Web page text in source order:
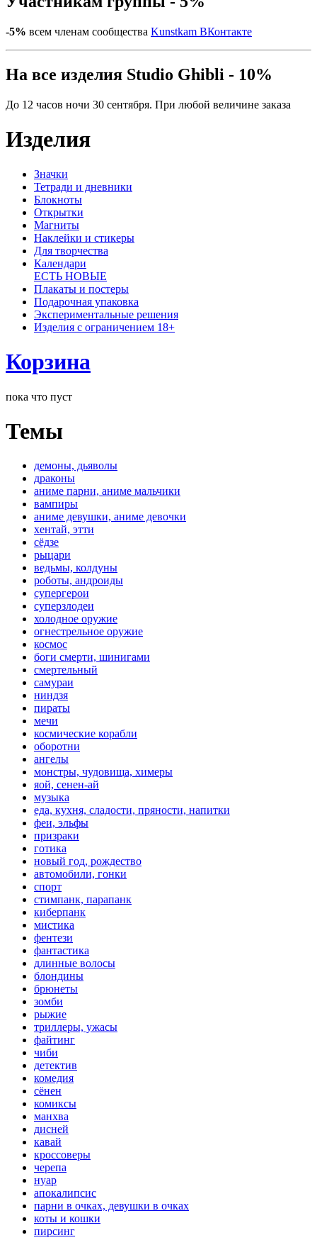
-5% всем членам сообщества Kunstkam ВКонтакте
На все изделия Studio Ghibli - 10%
До 12 часов ночи 30 сентября. При любой величине заказа
Изделия
Значки
Тетради и дневники
Блокноты
Открытки
Магниты
Наклейки и стикеры
Для творчества
Календари
ЕСТЬ НОВЫЕ
Плакаты и постеры
Подарочная упаковка
Экспериментальные решения
Изделия с ограничением 18+
Корзина
пока что пуст
Темы
демоны, дьяволы
драконы
аниме парни, аниме мальчики
вампиры
аниме девушки, аниме девочки
хентай, этти
сёдзе
рыцари
ведьмы, колдуны
роботы, андроиды
супергерои
суперзлодеи
холодное оружие
огнестрельное оружие
космос
боги смерти, шинигами
смертельный
самураи
ниндзя
пираты
мечи
космические корабли
оборотни
ангелы
монстры, чудовища, химеры
яой, сенен-ай
музыка
еда, кухня, сладости, пряности, напитки
феи, эльфы
призраки
готика
новый год, рождество
автомобили, гонки
спорт
стимпанк, парапанк
киберпанк
мистика
фентези
фантастика
длинные волосы
блондины
брюнеты
зомби
рыжие
триллеры, ужасы
файтинг
чиби
детектив
комедия
сёнен
комиксы
манхва
дисней
кавай
кроссоверы
черепа
нуар
апокалипсис
парни в очках, девушки в очках
коты и кошки
пирсинг